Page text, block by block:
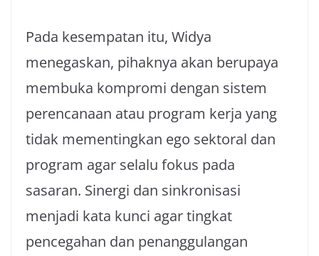
Pada kesempatan itu, Widya
menegaskan, pihaknya akan berupaya
membuka kompromi dengan sistem
perencanaan atau program kerja yang
tidak mementingkan ego sektoral dan
program agar selalu fokus pada
sasaran. Sinergi dan sinkronisasi
menjadi kata kunci agar tingkat
pencegahan dan penanggulangan